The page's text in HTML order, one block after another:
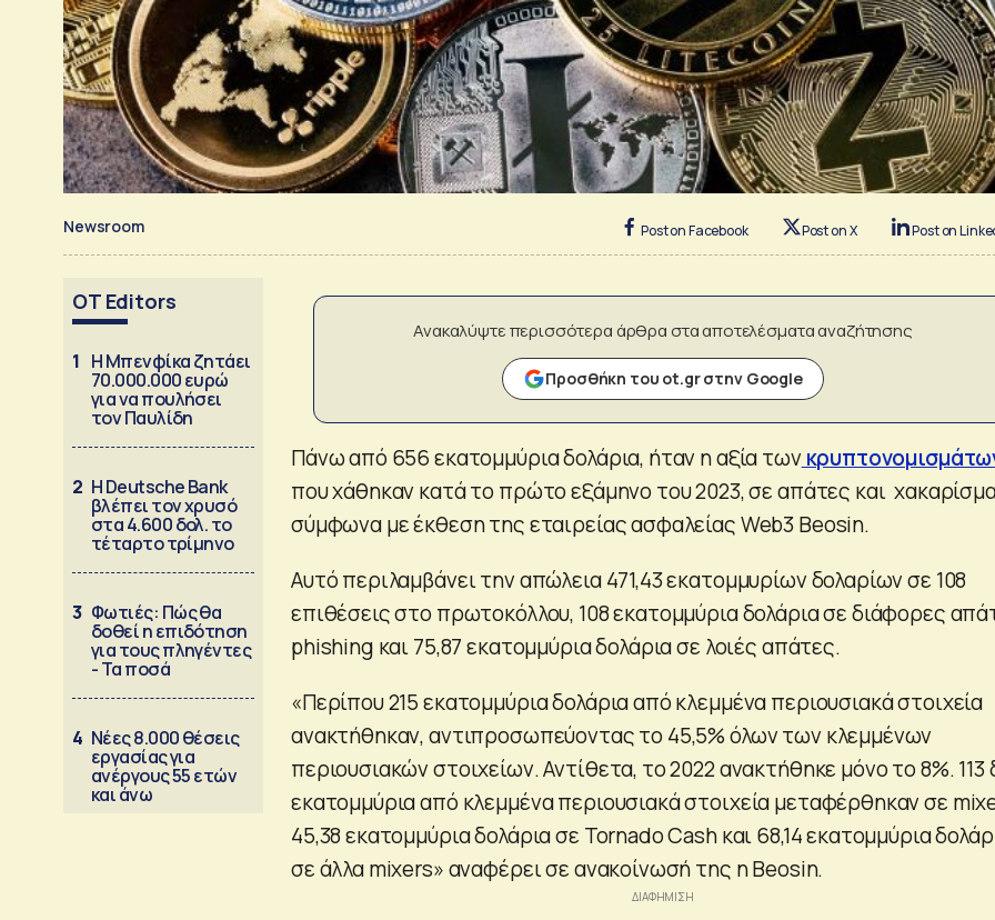
Newsroom Post on Facebook Post on X Post on
OT Editors
1 Η Μπενφίκα ζητάει
70.000.000 ευρώ
για να πουλήσει
τον Παυλίδη
2 Η Deutsche Bank
βλέπει τον χρυσό
στα 4.600 δολ. το
τέταρτο τρίμηνο
3 Φωτιές: Πώς θα
δοθεί η επιδότηση
για τους πληγέντες
- Τα ποσά
4 Νέες 8.000 θέσεις
εργασίας για
ανέργους 55 ετών
και άνω
Ανακαλύψτε περισσότερα άρθρα στα αποτελέσματα αναζήτησης
Προσθήκη του ot.gr στην Google
Πάνω από 656 εκατομμύρια δολάρια, ήταν η αξία των
που χάθηκαν κατά το πρώτο εξάμηνο του 2023, σε απάτες και
σύμφωνα με έκθεση της εταιρείας ασφαλείας Web3 Beosin.
Αυτό περιλαμβάνει την απώλεια 471,43 εκατομμυρίων δολαρίων σε 108
επιθέσεις στο πρωτοκόλλου, 108 εκατομμύρια δολάρια σε διάφορες
phishing και 75,87 εκατομμύρια δολάρια σε λοιές απάτες.
«Περίπου 215 εκατομμύρια δολάρια από κλεμμένα περιουσιακά στοιχεία
ανακτήθηκαν, αντιπροσωπεύοντας το 45,5% όλων των κλεμμένων
περιουσιακών στοιχείων. Αντίθετα, το 2022 ανακτήθηκε μόνο το 8%. 113
εκατομμύρια από κλεμμένα περιουσιακά στοιχεία μεταφέρθηκαν σε
45,38 εκατομμύρια δολάρια σε Tornado Cash και 68,14 εκατομμύρια
σε άλλα mixers» αναφέρει σε ανακοίνωσή της η Beosin.